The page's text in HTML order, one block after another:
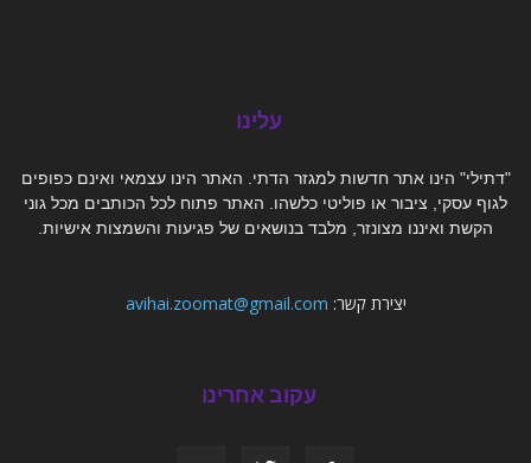
עלינו
"דתילי" הינו אתר חדשות למגזר הדתי. האתר הינו עצמאי ואינם כפופים
לגוף עסקי, ציבור או פוליטי כלשהו. האתר פתוח לכל הכותבים מכל גוני
הקשת ואיננו מצונזר, מלבד בנושאים של פגיעות והשמצות אישיות.
יצירת קשר: avihai.zoomat@gmail.com
עקוב אחרינו